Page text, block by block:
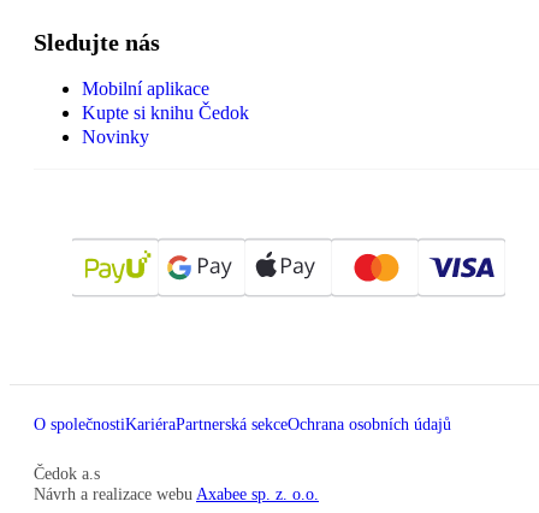
Sledujte nás
Mobilní aplikace
Kupte si knihu Čedok
Novinky
O společnostiKariéraPartnerská sekceOchrana osobních údajů
Čedok a.s
Návrh a realizace webu Axabee sp. z. o.o.